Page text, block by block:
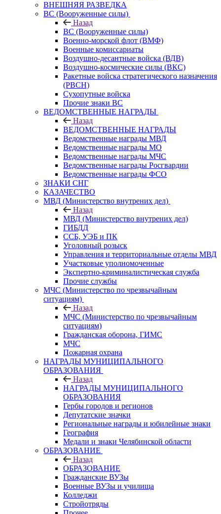
ВНЕШНЯЯ РАЗВЕДКА
ВС (Вооруженные силы)
Назад
ВС (Вооруженные силы)
Военно-морской флот (ВМФ)
Военные комиссариаты
Воздушно-десантные войска (ВДВ)
Воздушно-космические силы (ВКС)
Ракетные войска стратегического назначения
(РВСН)
Сухопутные войска
Прочие знаки ВС
ВЕДОМСТВЕННЫЕ НАГРАДЫ
Назад
ВЕДОМСТВЕННЫЕ НАГРАДЫ
Ведомственные награды МВД
Ведомственные награды МО
Ведомственные награды МЧС
Ведомственные награды Росгвардии
Ведомственные награды ФСО
ЗНАКИ СНГ
КАЗАЧЕСТВО
МВД (Министерство внутрених дел)
Назад
МВД (Министерство внутрених дел)
ГИБДД
ССБ, УЭБ и ПК
Уголовный розыск
Управления и территориальные отделы МВД
Участковые уполномоченные
Экспертно-криминалистическая служба
Прочие службы
МЧС (Министерство по чрезвычайным
ситуациям)
Назад
МЧС (Министерство по чрезвычайным
ситуациям)
Гражданская оборона, ГИМС
МЧС
Пожарная охрана
НАГРАДЫ МУНИЦИПАЛЬНОГО
ОБРАЗОВАНИЯ
Назад
НАГРАДЫ МУНИЦИПАЛЬНОГО
ОБРАЗОВАНИЯ
Гербы городов и регионов
Депутатские значки
Региональные награды и юбилейные знаки
География
Медали и знаки Челябинской области
ОБРАЗОВАНИЕ
Назад
ОБРАЗОВАНИЕ
Гражданские ВУЗы
Военные ВУЗы и училища
Колледжи
Стройотряды